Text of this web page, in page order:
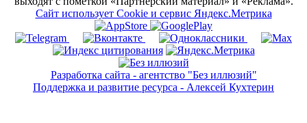
Сайт использует Cookie и сервиc Яндекс.Метрика
Разработка сайта - агентство "Без иллюзий"
Поддержка и развитие ресурса - Алексей Кухтерин